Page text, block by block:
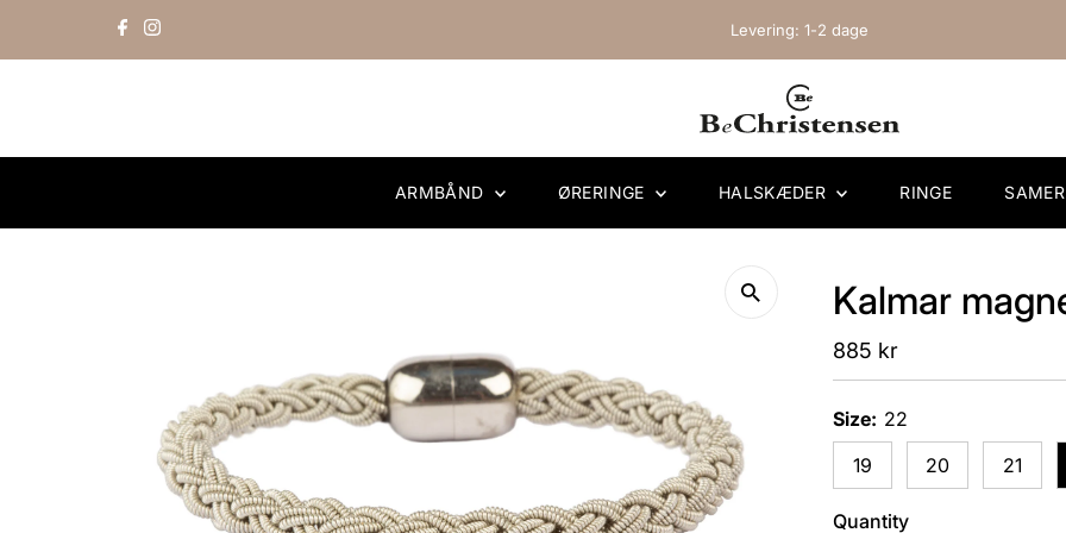
Skip to content Levering: 1-2 dage
ARMBÅND ØRERINGE HALSKÆDER RINGE SAMER
Kalmar
Regular
Price
885 kr
Size: 22
19
20 21
Quantity